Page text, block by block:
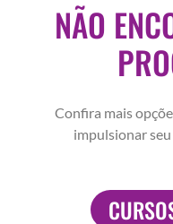
NÃO
Confira mais
impulsionar